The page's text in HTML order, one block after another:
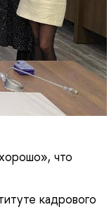
что
кадрового